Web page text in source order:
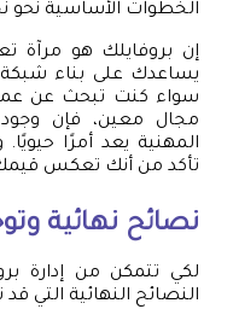
الخطوات الأساسية نحو
إن بروفايلك هو مرآة
يساعدك على بناء
سواء كنت تبحث عن عمل
مجال معين، فإن
المهنية يعد أمرًا حيويًا.
تأكد من أنك تعكس
نصائح نهائية
لكي تتمكن من إدارة
النصائح النهائية التي